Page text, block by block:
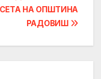
НА OПШТИНА
РАДОВИШ